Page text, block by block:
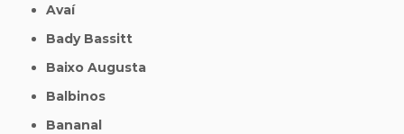
Avaí
Bady Bassitt
Baixo Augusta
Balbinos
Bananal